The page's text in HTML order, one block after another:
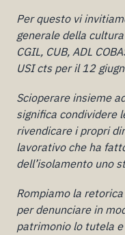
Per questo vi
generale della
CGIL, CUB, ADL
USI cts per il 12
Scioperare insieme
significa condividere
rivendicare i propri
lavorativo che ha
dell’isolamento uno
Rompiamo la
per denunciare in
patrimonio lo tutela e